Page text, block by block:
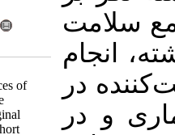
Send citation to:
Mendeley
Zotero
Khozein M, Borghei N S,
Mehrbakhsh Z. Consequences of
pregnancy training; Lifestyle
modification or increase vaginal
delivery? A retrospective cohort